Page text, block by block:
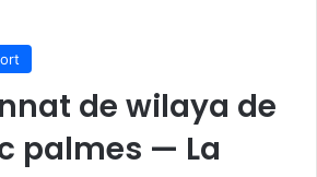
de wilaya de
palmes — La